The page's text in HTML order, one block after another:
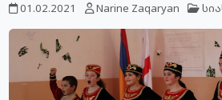
01.02.2021 Narine Zaqaryan